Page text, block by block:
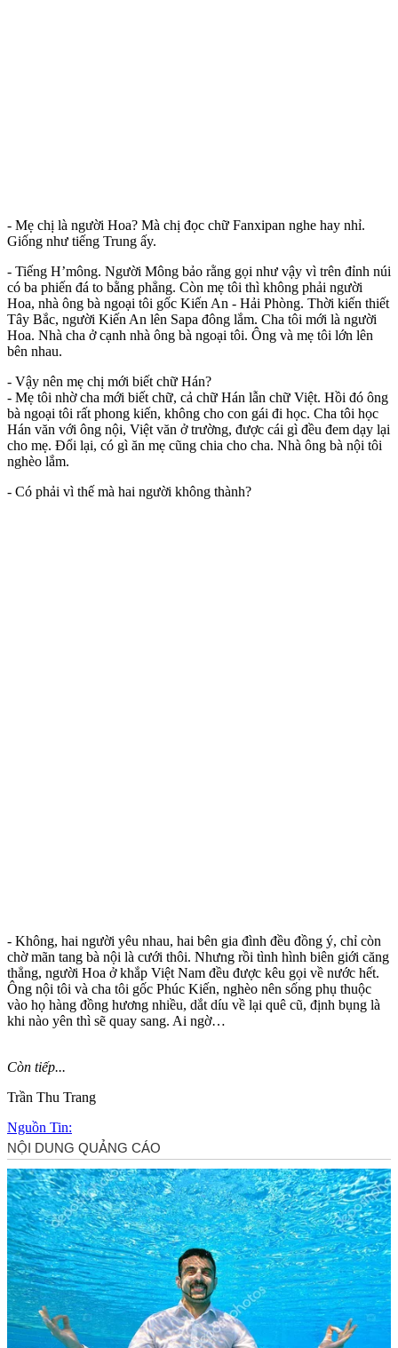
- Mẹ chị là người Hoa? Mà chị đọc chữ Fanxipan nghe hay nhỉ.
Giống như tiếng Trung ấy.
- Tiếng H’mông. Người Mông bảo rằng gọi như vậy vì trên đỉnh núi
có ba phiến đá to bằng phẳng. Còn mẹ tôi thì không phải người
Hoa, nhà ông bà ngoại tôi gốc Kiến An - Hải Phòng. Thời kiến thiết
Tây Bắc, người Kiến An lên Sapa đông lắm. Cha tôi mới là người
Hoa. Nhà cha ở cạnh nhà ông bà ngoại tôi. Ông và mẹ tôi lớn lên
bên nhau.
- Vậy nên mẹ chị mới biết chữ Hán?
- Mẹ tôi nhờ cha mới biết chữ, cả chữ Hán lẫn chữ Việt. Hồi đó ông
bà ngoại tôi rất phong kiến, không cho con gái đi học. Cha tôi học
Hán văn với ông nội, Việt văn ở trường, được cái gì đều đem dạy lại
cho mẹ. Đổi lại, có gì ăn mẹ cũng chia cho cha. Nhà ông bà nội tôi
nghèo lắm.
- Có phải vì thế mà hai người không thành?
- Không, hai người yêu nhau, hai bên gia đình đều đồng ý, chỉ còn
chờ mãn tang bà nội là cưới thôi. Nhưng rồi tình hình biên giới căng
thẳng, người Hoa ở khắp Việt Nam đều được kêu gọi về nước hết.
Ông nội tôi và cha tôi gốc Phúc Kiến, nghèo nên sống phụ thuộc
vào họ hàng đồng hương nhiều, dắt díu về lại quê cũ, định bụng là
khi nào yên thì sẽ quay sang. Ai ngờ…
Còn tiếp...
Trần Thu Trang
Nguồn Tin: